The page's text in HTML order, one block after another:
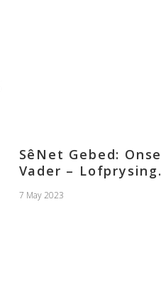
SêNet Gebed: Onse
Vader – Lofprysing.
7 May 2023